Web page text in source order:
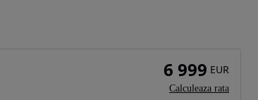
6 999 EUR
Calculeaza rata